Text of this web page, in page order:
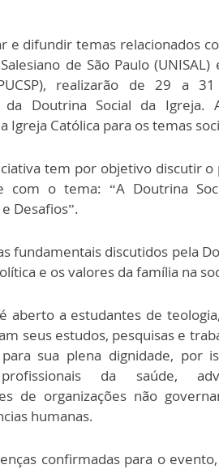
e difundir temas relacionados
de São Paulo
realizarão de 29 a
da Doutrina Social da
Igreja Católica para os temas
tem por objetivo discutir
com o tema: “A Doutrina
Desafios”.
fundamentais discutidos pela
e os valores da família na
aberto a estudantes de
seus estudos, pesquisas e
sua plena dignidade, por
da saúde,
de organizações não
humanas.
confirmadas para o